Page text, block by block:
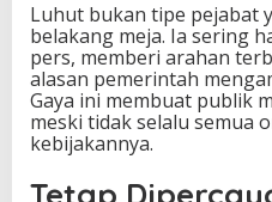
Luhut bukan tipe pejabat
belakang meja. Ia sering
pers, memberi arahan
alasan pemerintah
Gaya ini membuat publik
meski tidak selalu semua
kebijakannya.